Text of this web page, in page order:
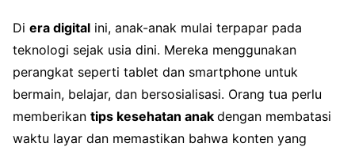
Di era digital ini, anak-anak mulai terpapar pada
teknologi sejak usia dini. Mereka menggunakan
perangkat seperti tablet dan smartphone untuk
bermain, belajar, dan bersosialisasi. Orang tua perlu
memberikan tips kesehatan anak dengan membatasi
waktu layar dan memastikan bahwa konten yang